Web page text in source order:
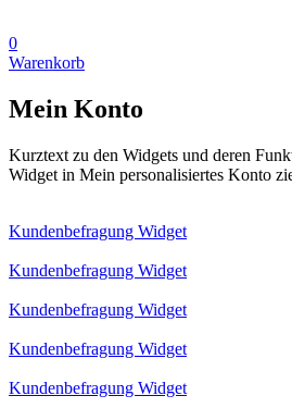
0
Warenkorb
Mein Konto
Kurztext zu den Widgets und deren
Widget in Mein personalisiertes Konto
Kundenbefragung Widget
Kundenbefragung Widget
Kundenbefragung Widget
Kundenbefragung Widget
Kundenbefragung Widget